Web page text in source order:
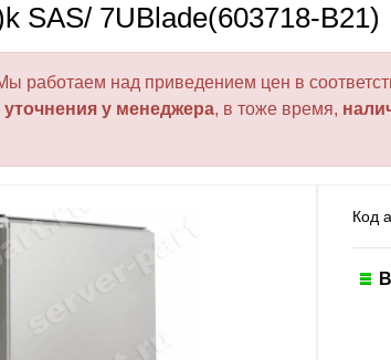
SAS/ 7UBlade(603718-B21)
работаем над приведением цен в
у менеджера, в тоже время,
Код